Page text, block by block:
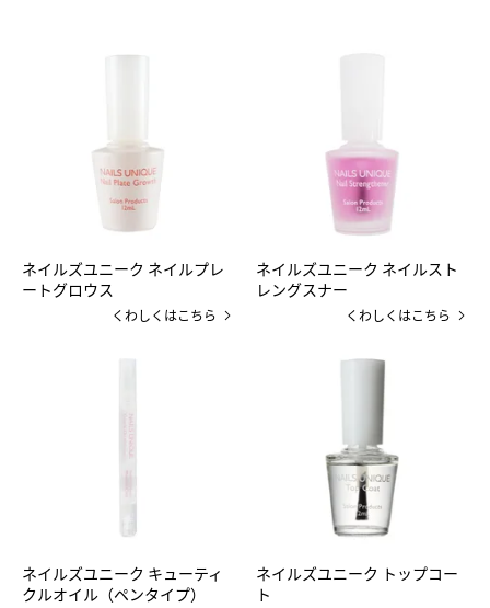
ネイルズユニーク ネイルプレ
ートグロウス
くわしくはこちら
ネイルズユニーク ネイルスト
レングスナー
くわしくはこちら
ネイルズユニーク キューティ
クルオイル（ペンタイプ）
ネイルズユニーク トップコー
ト